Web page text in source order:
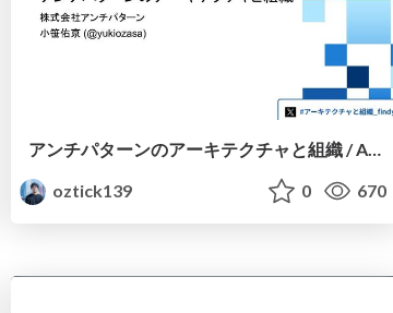
アンチパターンのアーキテクチャと組織 / Anti-Pattern Software Architecture and Organization
oztick139
0 670